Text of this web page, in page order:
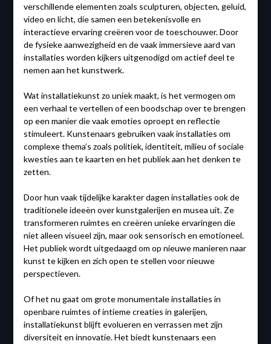
verschillende elementen zoals sculpturen, objecten, geluid,
video en licht, die samen een betekenisvolle en
interactieve ervaring creëren voor de toeschouwer. Door
de fysieke aanwezigheid en de vaak immersieve aard van
installaties worden kijkers uitgenodigd om actief deel te
nemen aan het kunstwerk.
Wat installatiekunst zo uniek maakt, is het vermogen om
een verhaal te vertellen of een boodschap over te brengen
op een manier die vaak emoties oproept en reflectie
stimuleert. Kunstenaars gebruiken vaak installaties om
complexe thema’s zoals politiek, identiteit, milieu of sociale
kwesties aan te kaarten en het publiek aan het denken te
zetten.
Door hun vaak tijdelijke karakter dagen installaties ook de
traditionele ideeën over kunstgalerijen en musea uit. Ze
transformeren ruimtes en creëren unieke ervaringen die
niet alleen visueel zijn, maar ook sensorisch en emotioneel.
Het publiek wordt uitgedaagd om op nieuwe manieren naar
kunst te kijken en zich open te stellen voor nieuwe
perspectieven.
Of het nu gaat om grote monumentale installaties in
openbare ruimtes of intieme creaties in galerijen,
installatiekunst blijft evolueren en verrassen met zijn
diversiteit en innovatie. Het biedt kunstenaars een